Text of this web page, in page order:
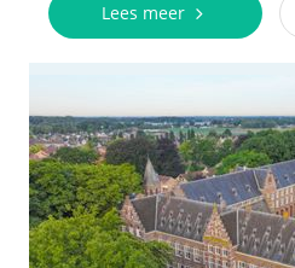
Lees meer